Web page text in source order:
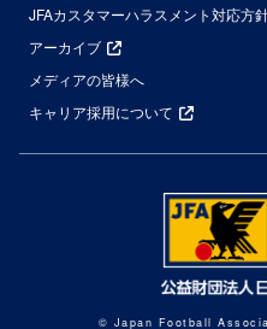
JFAカスタマーハラスメント対応方
アーカイブ
メディアの皆様へ
キャリア採用について
© Japan Football